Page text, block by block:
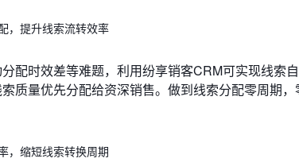
，提升线索流转效率
配时效差等难题，利用纷享销客CRM可实现线索
质量优先分配给资深销售。做到线索分配零周期，
，缩短线索转换周期